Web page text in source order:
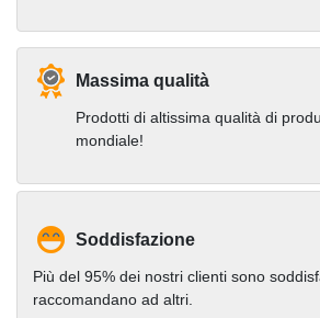
Massima qualità
Prodotti di altissima qualità di
mondiale!
Soddisfazione
Più del 95% dei nostri clienti sono
raccomandano ad altri.